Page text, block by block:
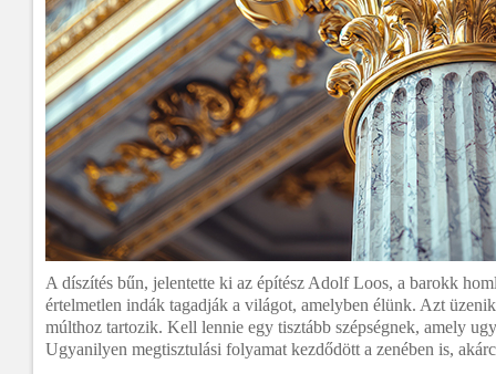
A díszítés bűn, jelentette ki az építész Adolf Loos, a barokk
értelmetlen indák tagadják a világot, amelyben élünk. Azt
múlthoz tartozik. Kell lennie egy tisztább szépségnek, amely
Ugyanilyen megtisztulási folyamat kezdődött a zenében is,